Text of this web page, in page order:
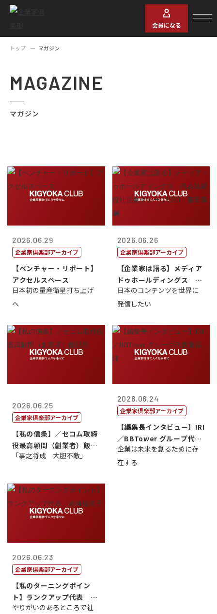
会員になる
トップ マガジン
MAGAZINE
マガジン
2026.06.29
企業家倶楽部アーカイブ
【ベンチャー・リポート】
アクセルスペース
日本初の量産衛星打ち上げ
へ
2026.06.26
企業家倶楽部アーカイブ
【企業家は語る】メディア
ドゥホールディングス 代
表取締役社長...
日本のコンテンツを世界に
発信したい
2026.06.25
企業家倶楽部アーカイブ
【私の信条】／セコム取締
役最高顧問（創業者）飯田
亮
「事之将成 大胆不敵」
2026.06.24
企業家倶楽部アーカイブ
【編集長インタビュー】IRI
／BBTower グループ代表
藤...
企業は未来を創るために存
在する
2026.06.23
企業家倶楽部アーカイブ
【私のターニングポイン
ト】ランクアップ代表 岩
崎裕美子
やりがいのあるところで社